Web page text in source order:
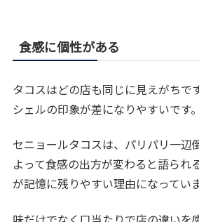
食感に個性がある
タコスはどの店も同じに見えがちで
シェルの印象が差になりやすいです。
セニョールタコスは、パリパリ一辺
よって食感の出方が変わると語られ
が記憶に残りやすい理由になっていま